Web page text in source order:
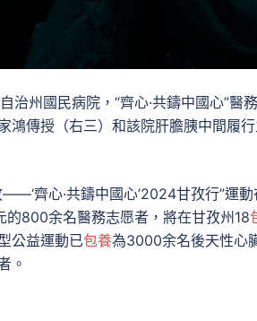
治州國民病院，“齊心·共鑄中國心”醫務
鴻傳授（右三）和該院肝膽胰中間履
齊心·共鑄中國心’2024甘孜行”運
的800余名醫務志愿者，將在甘孜州18
公益運動已包養為3000余名後天性心
。